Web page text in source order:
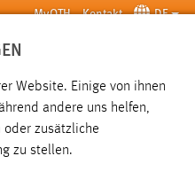
MyOTH Kontakt DE
SUCHE
Website. Einige von ihnen
andere uns helfen,
oder zusätzliche
zu stellen.